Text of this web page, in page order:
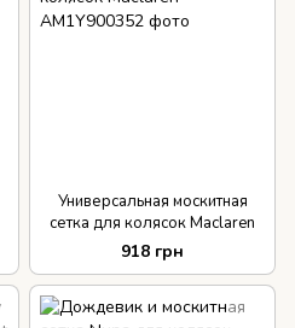
Универсальная москитная
сетка для колясок Maclaren
918 грн